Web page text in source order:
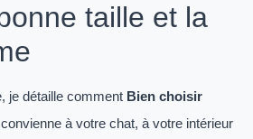
taille et la
je détaille comment Bien choisir
convienne à votre chat, à votre intérieur